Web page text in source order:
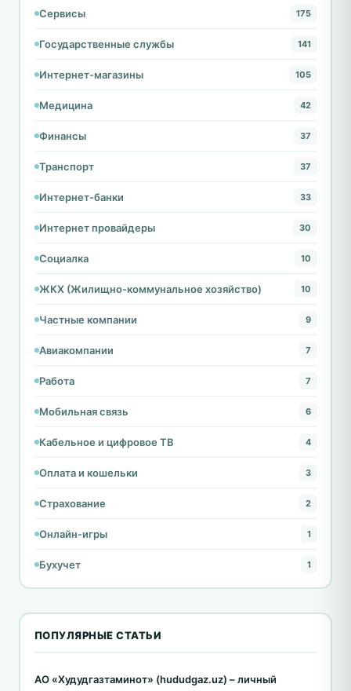
Сервисы 175
Государственные службы 141
Интернет-магазины 105
Медицина 42
Финансы 37
Транспорт 37
Интернет-банки 33
Интернет провайдеры 30
Социалка 10
ЖКХ (Жилищно-коммунальное хозяйство) 10
Частные компании 9
Авиакомпании 7
Работа 7
Мобильная связь 6
Кабельное и цифровое ТВ 4
Оплата и кошельки 3
Страхование 2
Онлайн-игры 1
Бухучет 1
ПОПУЛЯРНЫЕ СТАТЬИ
АО «Худудгазтаминот» (hududgaz.uz) – личный